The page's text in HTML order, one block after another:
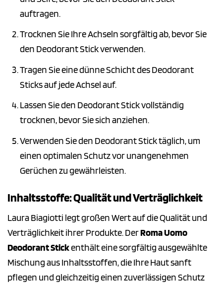
auftragen.
Trocknen Sie Ihre Achseln sorgfältig ab, bevor Sie
den Deodorant Stick verwenden.
Tragen Sie eine dünne Schicht des Deodorant
Sticks auf jede Achsel auf.
Lassen Sie den Deodorant Stick vollständig
trocknen, bevor Sie sich anziehen.
Verwenden Sie den Deodorant Stick täglich, um
einen optimalen Schutz vor unangenehmen
Gerüchen zu gewährleisten.
Inhaltsstoffe: Qualität und Verträglichkeit
Laura Biagiotti legt großen Wert auf die Qualität und
Verträglichkeit ihrer Produkte. DerRoma Uomo
Deodorant Stickenthält eine sorgfältig ausgewählte
Mischung aus Inhaltsstoffen, die Ihre Haut sanft
pflegen und gleichzeitig einen zuverlässigen Schutz